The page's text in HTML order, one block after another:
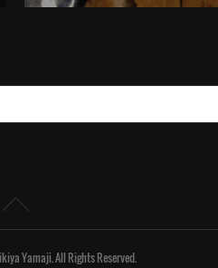
Yamaji. All Rights Reserved.